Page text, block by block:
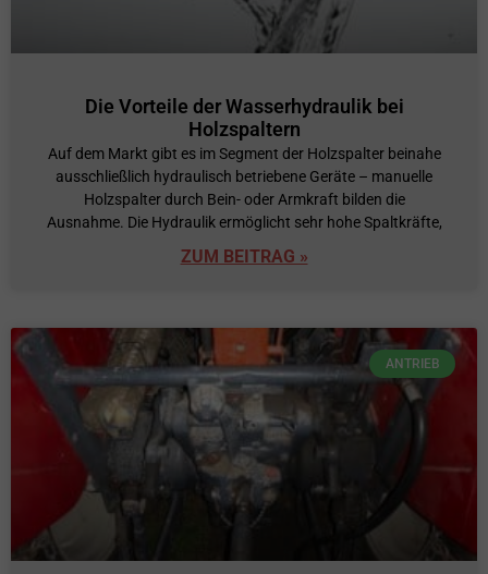
Die Vorteile der Wasserhydraulik bei
Holzspaltern
Auf dem Markt gibt es im Segment der Holzspalter beinahe
ausschließlich hydraulisch betriebene Geräte – manuelle
Holzspalter durch Bein- oder Armkraft bilden die
Ausnahme. Die Hydraulik ermöglicht sehr hohe Spaltkräfte,
ZUM BEITRAG »
ANTRIEB